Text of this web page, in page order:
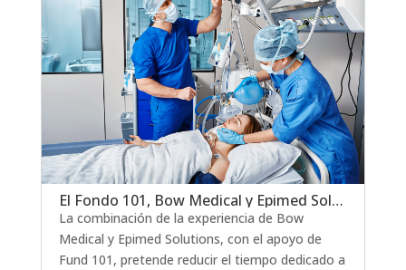
El Fondo 101, Bow Medical y Epimed Solutions anuncian una asociación estratégica para la innovación en el uso de datos en cuidados intensivos
La combinación de la experiencia de Bow
Medical y Epimed Solutions, con el apoyo de
Fund 101, pretende reducir el tiempo dedicado a